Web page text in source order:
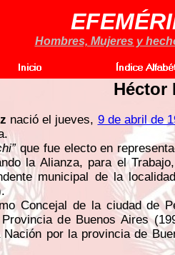
Hombres, Mujeres y
Héctor
nació el jueves, 9 de abril de
que fue electo en
la Alianza, para el
municipal de la
Concejal de la ciudad de
de Buenos Aires
por la provincia de